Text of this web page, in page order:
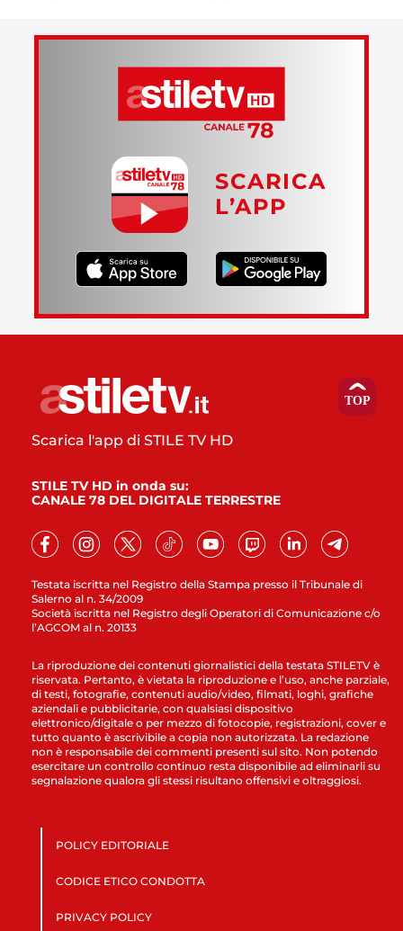
SCARICA
L’APP
Testata iscritta nel Registro della Stampa presso il Tribunale di
Salerno al n. 34/2009
Società iscritta nel Registro degli Operatori di Comunicazione c/o
l’AGCOM al n. 20133
Scarica l'app di STILE TV HD
STILE TV HD in onda su:
CANALE 78 DEL DIGITALE TERRESTRE
La riproduzione dei contenuti giornalistici della testata STILETV è
riservata. Pertanto, è vietata la riproduzione e l’uso, anche parziale,
di testi, fotografie, contenuti audio/video, filmati, loghi, grafiche
aziendali e pubblicitarie, con qualsiasi dispositivo
elettronico/digitale o per mezzo di fotocopie, registrazioni, cover e
tutto quanto è ascrivibile a copia non autorizzata. La redazione
non è responsabile dei commenti presenti sul sito. Non potendo
esercitare un controllo continuo resta disponibile ad eliminarli su
segnalazione qualora gli stessi risultano offensivi e oltraggiosi.
POLICY EDITORIALE
CODICE ETICO CONDOTTA
PRIVACY POLICY